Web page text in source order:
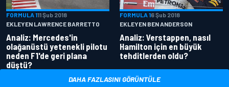
FORMULA 111 Şub 2018
EKLEYEN LAWRENCE BARRETTO
Analiz: Mercedes'in
olağanüstü yetenekli pilotu
neden F1'de geri plana
düştü?
FORMULA 16 Şub 2018
EKLEYEN BEN ANDERSON
Analiz: Verstappen, nasıl
Hamilton için en büyük
tehditlerden oldu?
DAHA FAZLASINI GÖRÜNTÜLE